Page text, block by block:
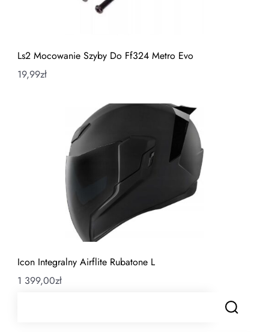
Ls2 Mocowanie Szyby Do Ff324 Metro Evo
19,99zł
Icon Integralny Airflite Rubatone L
1 399,00zł